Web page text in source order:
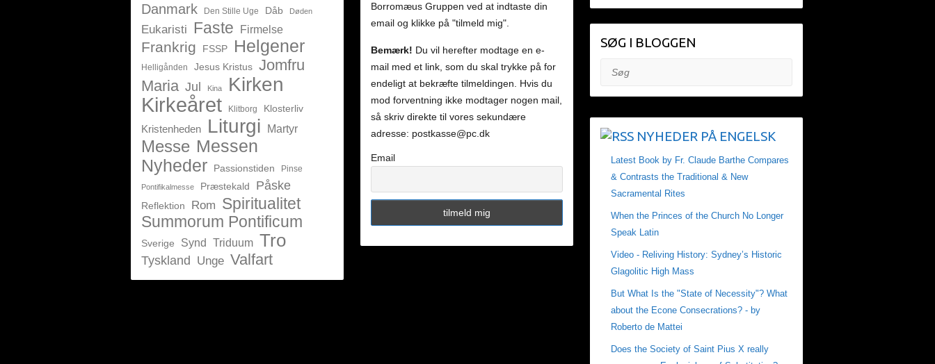
Danmark Den Stille Uge Dåb Døden
Eukaristi Faste Firmelse
Frankrig FSSP Helgener
Helligånden Jesus Kristus Jomfru
Maria Jul Kina Kirken
Kirkeåret Klitborg Klosterliv
Kristenheden Liturgi Martyr
Messe Messen
Nyheder
Passionstiden Pinse
Pontifikalmesse Præstekald Påske
Reflektion Rom Spiritualitet
Summorum Pontificum
Sverige Synd Triduum Tro
Tyskland Unge Valfart
Borromæus Gruppen ved at indtaste din
email og klikke på "tilmeld mig".
Bemærk! Du vil herefter modtage en e-
mail med et link, som du skal trykke på for
endeligt at bekræfte tilmeldingen. Hvis du
mod forventning ikke modtager nogen mail,
så skriv direkte til vores sekundære
adresse: postkasse@pc.dk
Email
SØG I BLOGGEN
Søg
NYHEDER PÅ ENGELSK
Latest Book by Fr. Claude Barthe Compares
& Contrasts the Traditional & New
Sacramental Rites
When the Princes of the Church No Longer
Speak Latin
Video - Reliving History: Sydney’s Historic
Glagolitic High Mass
But What Is the "State of Necessity"? What
about the Econe Consecrations? - by
Roberto de Mattei
Does the Society of Saint Pius X really